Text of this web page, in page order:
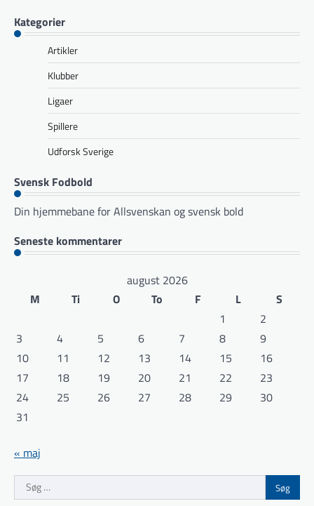
Kategorier
Artikler
Klubber
Ligaer
Spillere
Udforsk Sverige
Svensk Fodbold
Din hjemmebane for Allsvenskan og svensk bold
Seneste kommentarer
august 2026
M
Ti O To F L
S
1
2
3
4 5 6 7 8
9
10
11 12 13 14 15
16
17
18 19 20 21 22
23
24
25 26 27 28 29
30
31
« maj
Søg
efter: